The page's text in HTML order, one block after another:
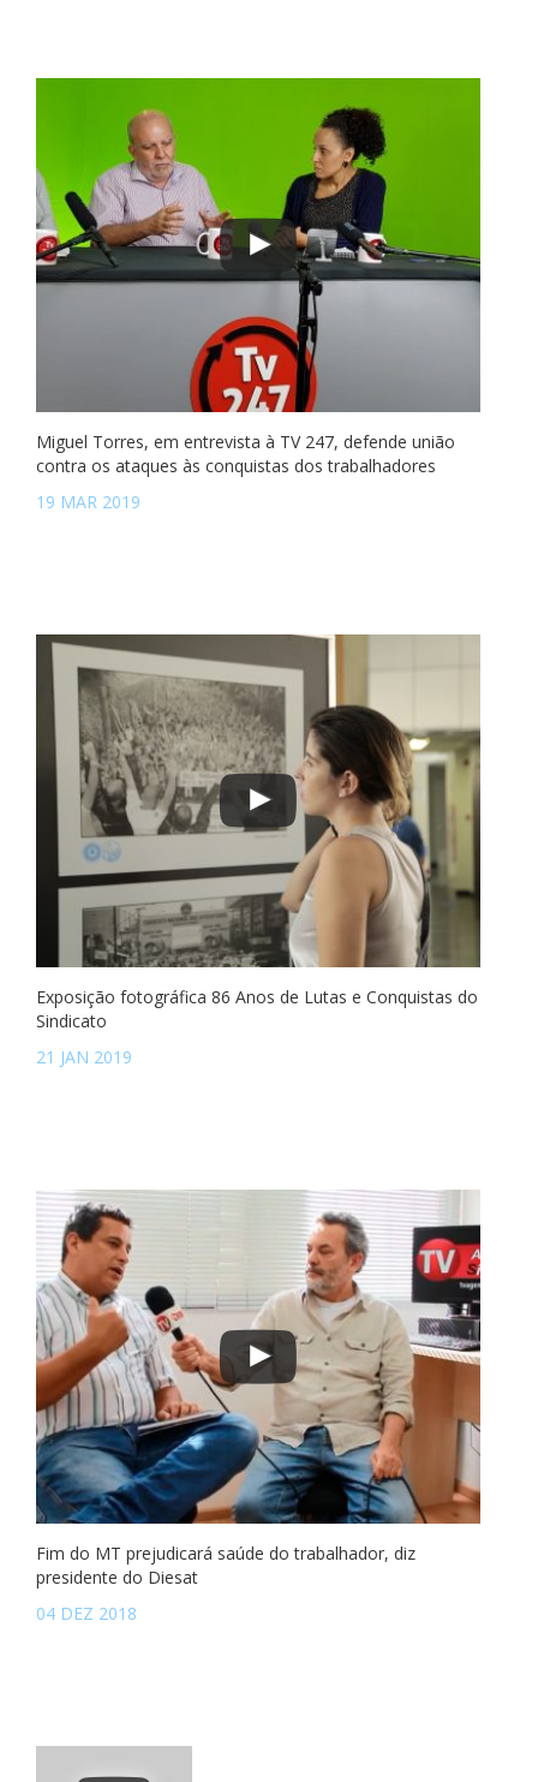
Miguel Torres, em entrevista à TV 247, defende união
contra os ataques às conquistas dos trabalhadores
19 MAR 2019
Exposição fotográfica 86 Anos de Lutas e Conquistas do
Sindicato
21 JAN 2019
Fim do MT prejudicará saúde do trabalhador, diz
presidente do Diesat
04 DEZ 2018